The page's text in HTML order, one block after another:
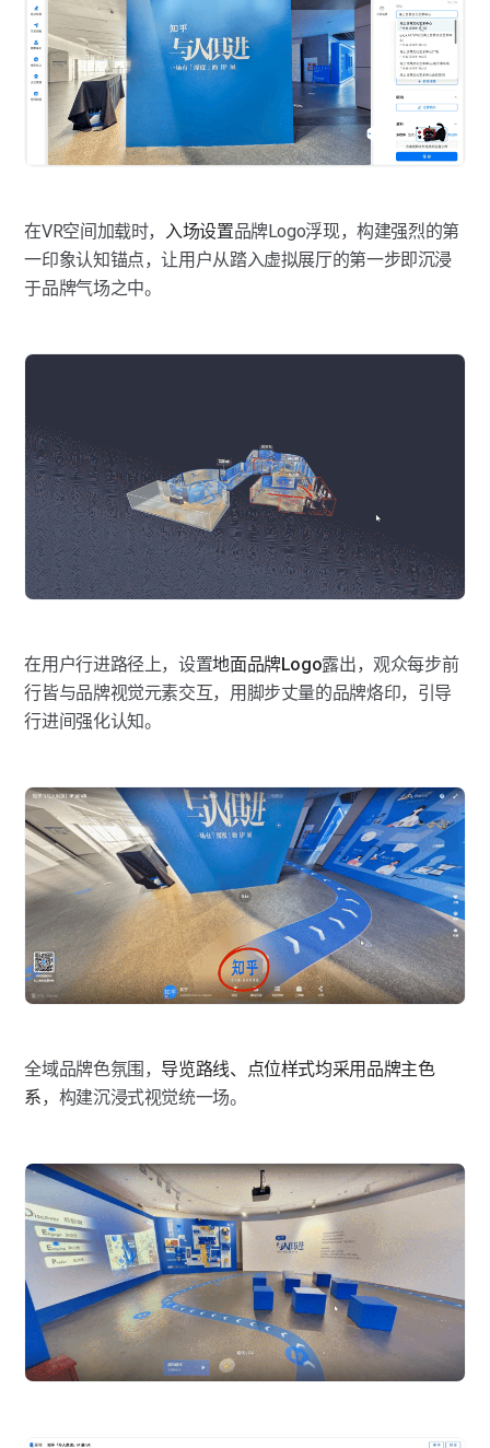
在VR空间加载时， 入场设置品牌Logo浮现，构建强烈的第
一印象认知锚点，让用户从踏入虚拟展厅的第一步即沉浸
于品牌气场之中。
在用户行进路径上，设置地面品牌Logo露出，观众每步前
行皆与品牌视觉元素交互，用脚步丈量的品牌烙印，引导
行进间强化认知。
全域品牌色氛围， 导览路线、点位样式均采用品牌主色
系，构建沉浸式视觉统一场。